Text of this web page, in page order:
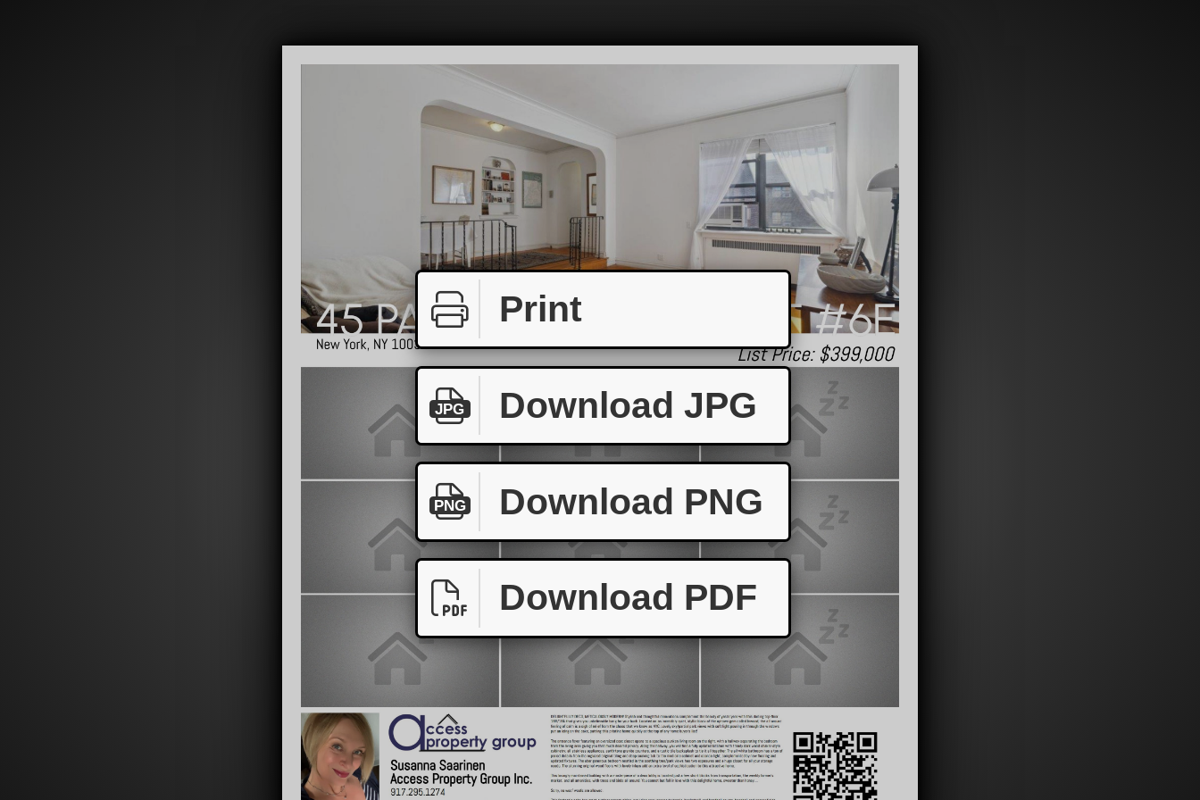
Print
JPG Download JPG
PNG Download PNG
Download PDF